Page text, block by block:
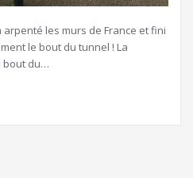
les murs de France et fini
le bout du tunnel ! La
bout du…